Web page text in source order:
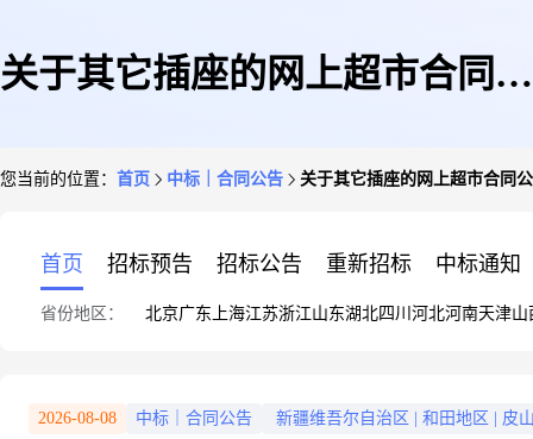
关于其它插座的网上超市合同公
您当前的位置： 首页 中标｜合同公告 关于其它插座的网上超市合同
首页 招标预告 招标公告 重新招标 中标通知
省份地区： 北京广东 上海江苏浙江山东湖北四川 河北河南天津山
2026-08-08 中标｜合同公告 新疆维吾尔自治区 和田地区 皮